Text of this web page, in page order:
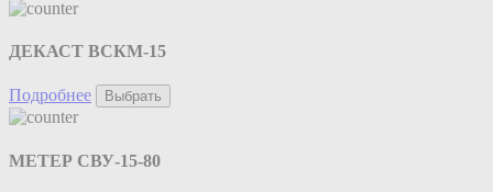
ДЕКАСТ ВСКМ-15
Подробнее Выбрать
МЕТЕР СВУ-15-80